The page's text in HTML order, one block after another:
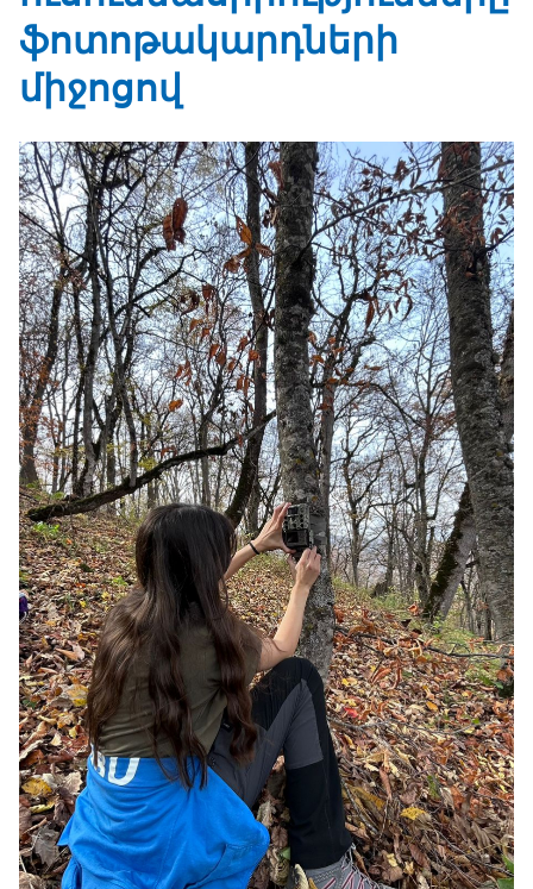
ֆոտոթակարդների
միջոցով